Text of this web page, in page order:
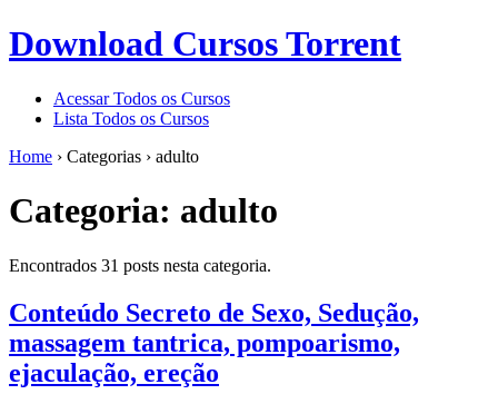
Download Cursos Torrent
Acessar Todos os Cursos
Lista Todos os Cursos
Home › Categorias › adulto
Categoria: adulto
Encontrados 31 posts nesta categoria.
Conteúdo Secreto de Sexo, Sedução,
massagem tantrica, pompoarismo,
ejaculação, ereção